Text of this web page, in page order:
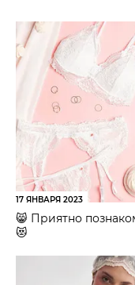
17 ЯНВАРЯ 2023
😸 Приятно
😻